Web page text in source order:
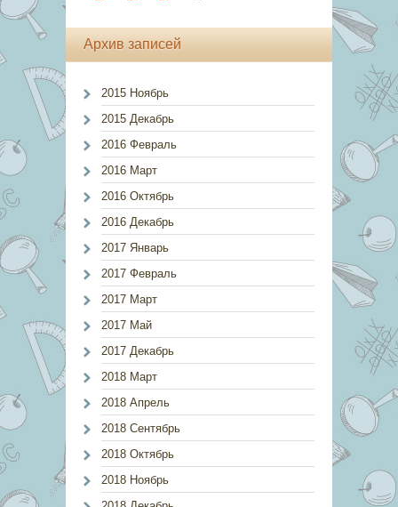
Архив записей
2015 Ноябрь
2015 Декабрь
2016 Февраль
2016 Март
2016 Октябрь
2016 Декабрь
2017 Январь
2017 Февраль
2017 Март
2017 Май
2017 Декабрь
2018 Март
2018 Апрель
2018 Сентябрь
2018 Октябрь
2018 Ноябрь